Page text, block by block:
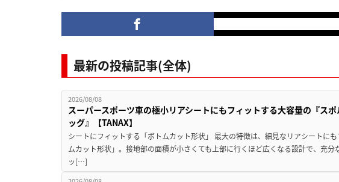
最新の投稿記事(全体)
2026/08/08
スーパースポーツ車の極小リアシートにもフィットする大容量の『ス
ッグ』【TANAX】
シートにフィットする「ボトムカット形状」 最大の特徴は、細見なリアシートに
ムカット形状」。接地部の面積が小さくても上部に行くほど広くなる設計で、充分
ッ[…]